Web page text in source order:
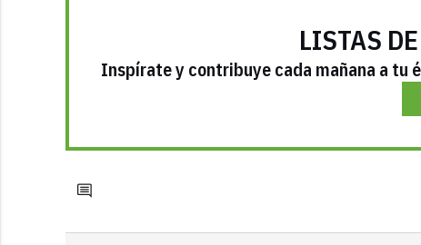
LISTAS
Inspírate y contribuye cada mañana a tu